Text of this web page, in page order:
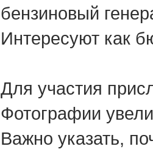
бензиновый
Интересуют как
Для участия
Фотографии
Важно указать,